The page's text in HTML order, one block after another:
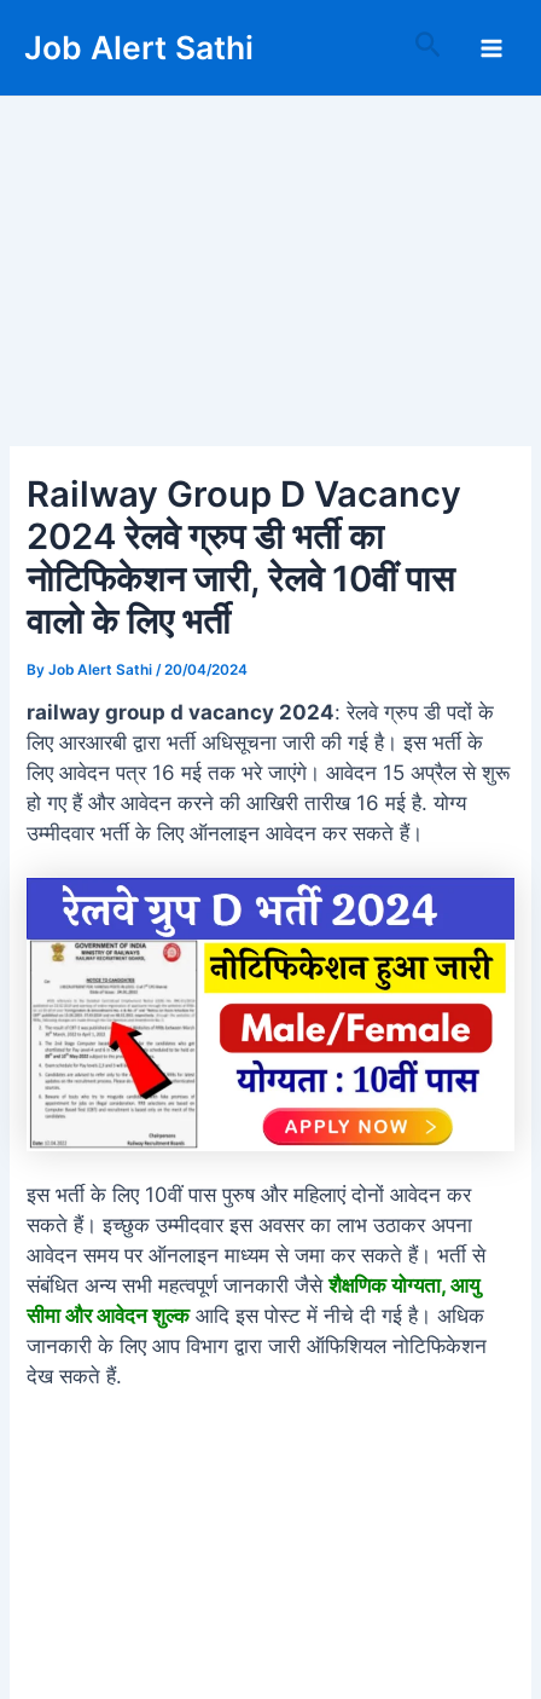
Job Alert Sathi Search
Railway Group D Vacancy
2024 रेलवे ग्रुप डी भर्ती का
नोटिफिकेशन जारी, रेलवे 10वीं पास
वालो के लिए भर्ती
ByJob Alert Sathi /20/04/2024
railway group d vacancy 2024: रेलवे ग्रुप डी पदों के
लिए आरआरबी द्वारा भर्ती अधिसूचना जारी की गई है। इस भर्ती के
लिए आवेदन पत्र 16 मई तक भरे जाएंगे। आवेदन 15 अप्रैल से शुरू
हो गए हैं और आवेदन करने की आखिरी तारीख 16 मई है. योग्य
उम्मीदवार भर्ती के लिए ऑनलाइन आवेदन कर सकते हैं।
इस भर्ती के लिए 10वीं पास पुरुष और महिलाएं दोनों आवेदन कर
सकते हैं। इच्छुक उम्मीदवार इस अवसर का लाभ उठाकर अपना
आवेदन समय पर ऑनलाइन माध्यम से जमा कर सकते हैं। भर्ती से
संबंधित अन्य सभी महत्वपूर्ण जानकारी जैसेशैक्षणिक योग्यता, आयु
सीमा और आवेदन शुल्कआदि इस पोस्ट में नीचे दी गई है। अधिक
जानकारी के लिए आप विभाग द्वारा जारी ऑफिशियल नोटिफिकेशन
देख सकते हैं.
navigation